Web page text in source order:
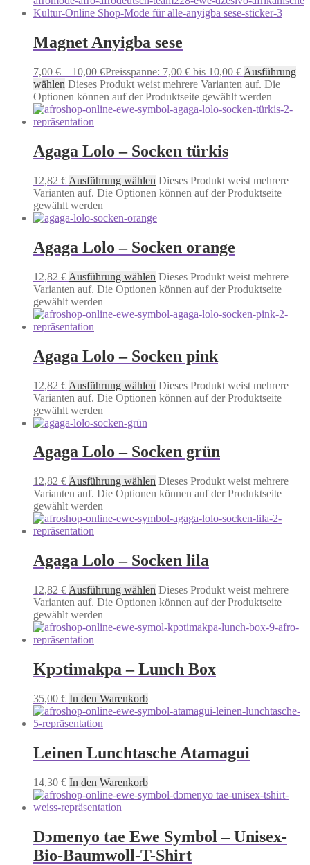
Magnet Anyigba sese
7,00 € – 10,00 €Preisspanne: 7,00 € bis 10,00 € Ausführung
wählen Dieses Produkt weist mehrere Varianten auf. Die
Optionen können auf der Produktseite gewählt werden
Agaga Lolo – Socken türkis
12,82 € Ausführung wählen Dieses Produkt weist mehrere
Varianten auf. Die Optionen können auf der Produktseite
gewählt werden
Agaga Lolo – Socken orange
12,82 € Ausführung wählen Dieses Produkt weist mehrere
Varianten auf. Die Optionen können auf der Produktseite
gewählt werden
Agaga Lolo – Socken pink
12,82 € Ausführung wählen Dieses Produkt weist mehrere
Varianten auf. Die Optionen können auf der Produktseite
gewählt werden
Agaga Lolo – Socken grün
12,82 € Ausführung wählen Dieses Produkt weist mehrere
Varianten auf. Die Optionen können auf der Produktseite
gewählt werden
Agaga Lolo – Socken lila
12,82 € Ausführung wählen Dieses Produkt weist mehrere
Varianten auf. Die Optionen können auf der Produktseite
gewählt werden
Kpͻtimakpa – Lunch Box
35,00 € In den Warenkorb
Leinen Lunchtasche Atamagui
14,30 € In den Warenkorb
Dɔmenyo tae Ewe Symbol – Unisex-
Bio-Baumwoll-T-Shirt